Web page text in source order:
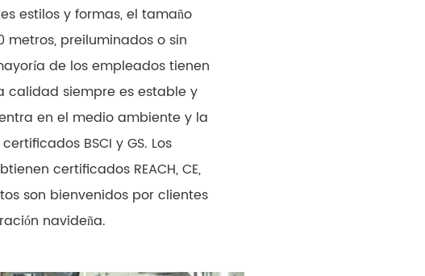
estilos y formas, el tamaño
preiluminados o sin
de los empleados tienen
calidad siempre es estable y
en el medio ambiente y la
BSCI y GS. Los
certificados REACH, CE,
son bienvenidos por clientes
navideña.